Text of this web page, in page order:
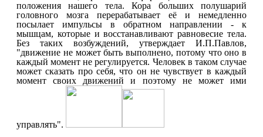
положения нашего тела. Кора больших полушарий
головного мозга перерабатывает её и немедленно
посылает импульсы в обратном направлении - к
мышцам, которые и восстанавливают равновесие тела.
Без таких возбуждений, утверждает И.П.Павлов,
"движение не может быть выполнено, потому что оно в
каждый момент не регулируется. Человек в таком случае
может сказать про себя, что он не чувствует в каждый
момент своих движений и поэтому не может ими
управлять".